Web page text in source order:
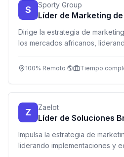
S Sporty Group
Líder de Marketing
Dirige la estrategia de
los mercados africanos,
100% Remoto 🌎 Tiempo
Z Zaelot
Líder de Soluciones
Impulsa la estrategia de
liderando implementaciones y